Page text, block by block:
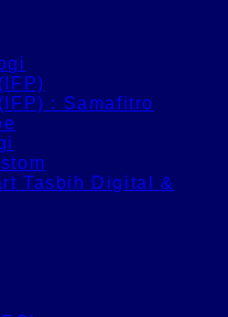
: Samafitro
Tasbih Digital &